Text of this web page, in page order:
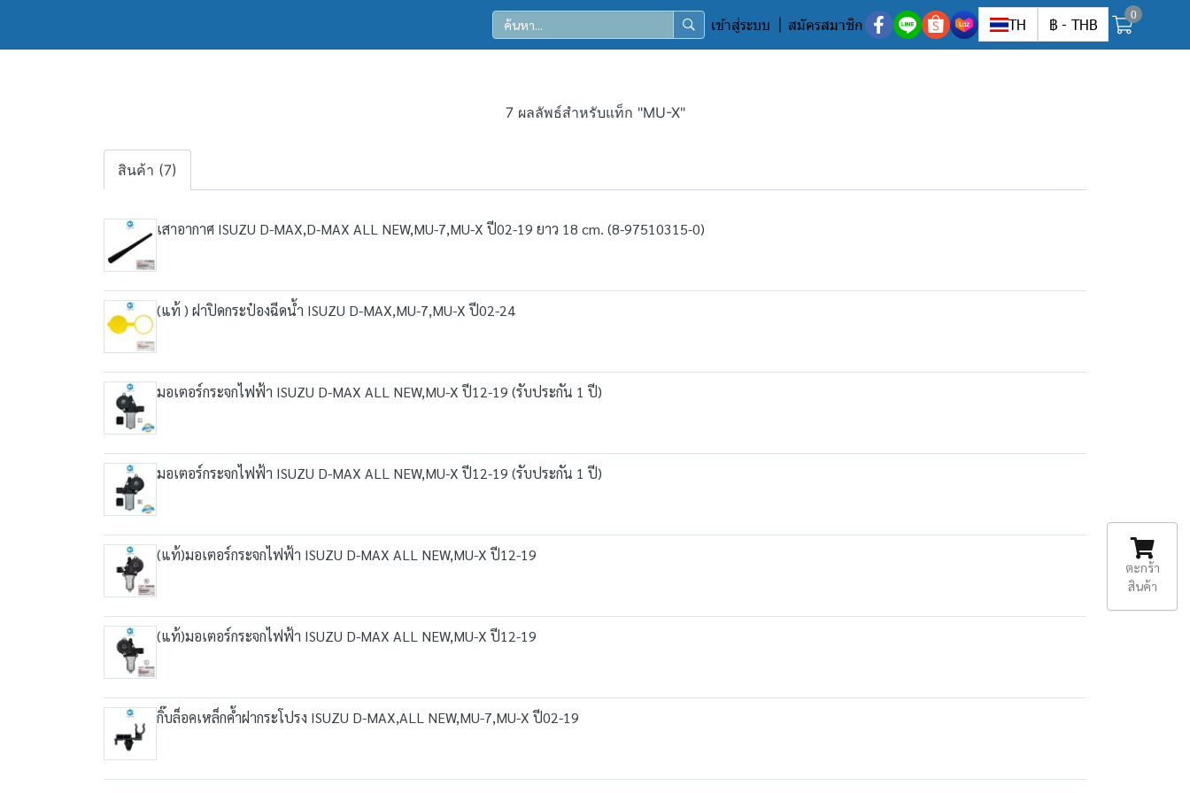
เข้าสู่ระบบ สมัครสมาชิก TH ฿ - THB
0
7 ผลลัพธ์สำหรับแท็ก "MU-X"
สินค้า (7)
เสาอากาศ ISUZU D-MAX,D-MAX ALL NEW,MU-7,MU-X ปี02-19 ยาว 18 cm. (8-97510315-0)
(แท้ ) ฝาปิดกระป๋องฉีดน้ำ ISUZU D-MAX,MU-7,MU-X ปี02-24
มอเตอร์กระจกไฟฟ้า ISUZU D-MAX ALL NEW,MU-X ปี12-19 (รับประกัน 1 ปี)
มอเตอร์กระจกไฟฟ้า ISUZU D-MAX ALL NEW,MU-X ปี12-19 (รับประกัน 1 ปี)
(แท้)มอเตอร์กระจกไฟฟ้า ISUZU D-MAX ALL NEW,MU-X ปี12-19
(แท้)มอเตอร์กระจกไฟฟ้า ISUZU D-MAX ALL NEW,MU-X ปี12-19
กิ๊บล็อคเหล็กค้ำฝากระโปรง ISUZU D-MAX,ALL NEW,MU-7,MU-X ปี02-19
ตะกร้า
สินค้า